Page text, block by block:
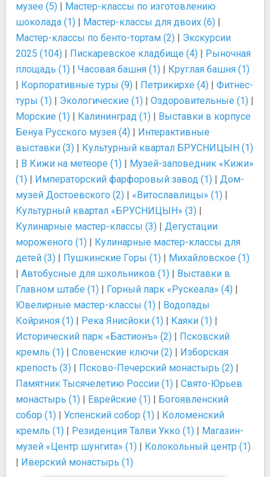
музее (5) | Мастер-классы по изготовлению
шоколада (1) | Мастер-классы для двоих (6) |
Мастер-классы по бенто-тортам (2) | Экскурсии
2025 (104) | Пискаревское кладбище (4) | Рыночная
площадь (1) | Часовая башня (1) | Круглая башня (1)
| Корпоративные туры (9) | Петрикирхе (4) | Фитнес-
туры (1) | Экологические (1) | Оздоровительные (1) |
Морские (1) | Калининград (1) | Выставки в корпусе
Бенуа Русского музея (4) | Интерактивные
выставки (3) | Культурный квартал БРУСНИЦЫН (1)
| В Кижи на метеоре (1) | Музей-заповедник «Кижи»
(1) | Императорский фарфоровый завод (1) | Дом-
музей Достоевского (2) | «Витославлицы» (1) |
Культурный квартал «БРУСНИЦЫН» (3) |
Кулинарные мастер-классы (3) | Дегустации
мороженого (1) | Кулинарные мастер-классы для
детей (3) | Пушкинские Горы (1) | Михайловское (1)
| Автобусные для школьников (1) | Выставки в
Главном штабе (1) | Горный парк «Рускеала» (4) |
Ювелирные мастер-классы (1) | Водопады
Койриноя (1) | Река Янисйоки (1) | Каяки (1) |
Исторический парк «Бастионъ» (2) | Псковский
кремль (1) | Словенские ключи (2) | Изборская
крепость (3) | Псково-Печерский монастырь (2) |
Памятник Тысячелетию России (1) | Свято-Юрьев
монастырь (1) | Еврейские (1) | Богоявленский
собор (1) | Успенский собор (1) | Коломенский
кремль (1) | Резиденция Талви Укко (1) | Магазин-
музей «Центр шунгита» (1) | Колокольный центр (1)
| Иверский монастырь (1)